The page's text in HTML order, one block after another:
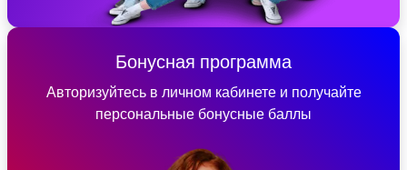
Бонусная программа
Авторизуйтесь в личном кабинете и получайте
персональные бонусные баллы